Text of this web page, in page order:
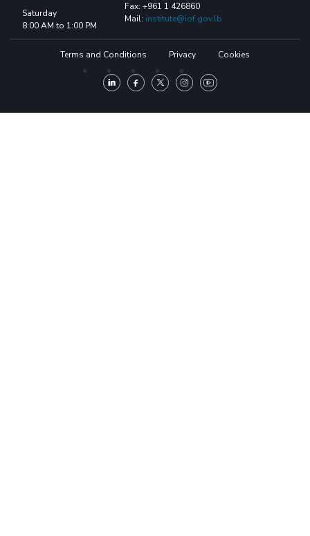
Saturday
8:00 AM to 1:00 PM
Fax: +961 1 426860
Mail: institute@iof.gov.lb
Terms and Conditions Privacy Cookies